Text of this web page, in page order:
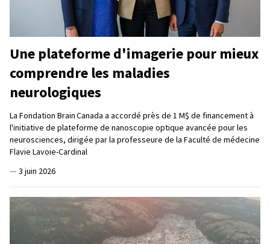
Une plateforme d'imagerie pour mieux
comprendre les maladies
neurologiques
La Fondation Brain Canada a accordé près de 1 M$ de financement à
l'initiative de plateforme de nanoscopie optique avancée pour les
neurosciences, dirigée par la professeure de la Faculté de médecine
Flavie Lavoie-Cardinal
— 3 juin 2026